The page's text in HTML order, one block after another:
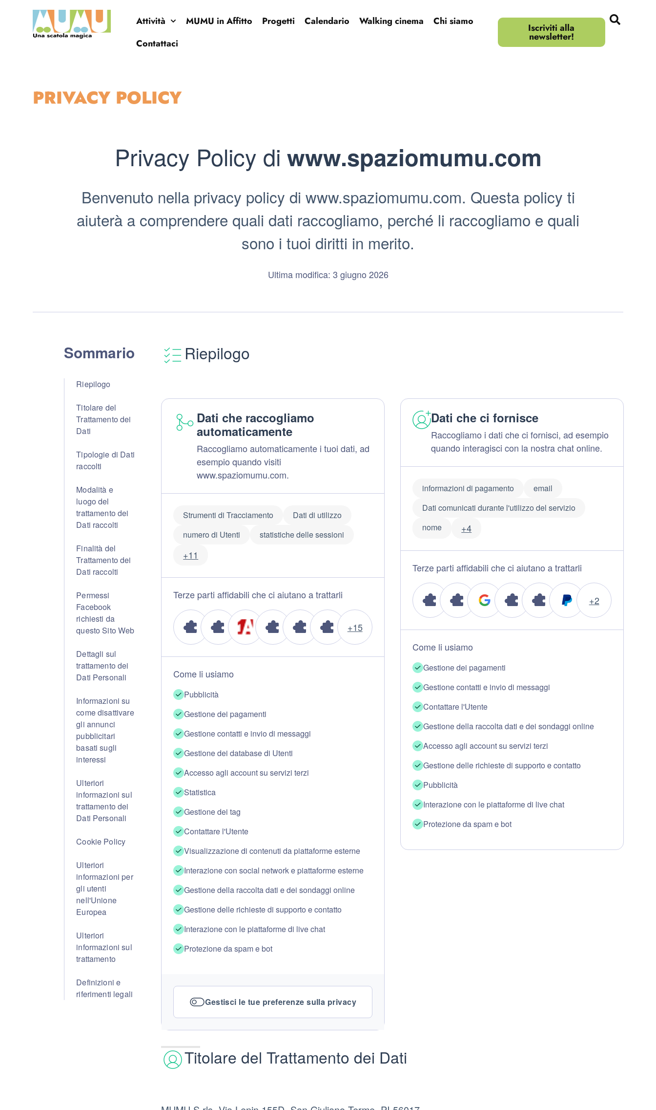
Attività MUMU in Affitto Progetti Calendario Walking cinema
Chi siamo
Contattaci
Iscriviti alla
newsletter!
PRIVACY POLICY
Privacy Policy di www.spaziomumu.com
Benvenuto nella privacy policy di www.spaziomumu.com. Questa policy ti
aiuterà a comprendere quali dati raccogliamo, perché li raccogliamo e quali
sono i tuoi diritti in merito.
Ultima modifica: 3 giugno 2026
Sommario
Riepilogo
Titolare del
Trattamento dei
Dati
Tipologie di Dati
raccolti
Modalità e
luogo del
trattamento dei
Dati raccolti
Finalità del
Trattamento dei
Dati raccolti
Permessi
Facebook
richiesti da
questo Sito Web
Dettagli sul
trattamento dei
Dati Personali
Informazioni su
come disattivare
gli annunci
pubblicitari
basati sugli
interessi
Ulteriori
informazioni sul
trattamento dei
Dati Personali
Cookie Policy
Ulteriori
informazioni per
gli utenti
nell'Unione
Europea
Ulteriori
informazioni sul
trattamento
Definizioni e
riferimenti legali
Riepilogo
Dati che raccogliamo
automaticamente
Raccogliamo automaticamente i tuoi dati, ad
esempio quando visiti
www.spaziomumu.com.
Strumenti di Tracciamento
Dati di utilizzo
numero di Utenti
statistiche delle sessioni
+11
Terze parti affidabili che ci aiutano a trattarli
+15
Come li usiamo
Pubblicità
Gestione dei pagamenti
Gestione contatti e invio di messaggi
Gestione dei database di Utenti
Accesso agli account su servizi terzi
Statistica
Gestione dei tag
Contattare l'Utente
Visualizzazione di contenuti da piattaforme esterne
Interazione con social network e piattaforme esterne
Gestione della raccolta dati e dei sondaggi online
Gestione delle richieste di supporto e contatto
Interazione con le piattaforme di live chat
Protezione da spam e bot
Gestisci le tue preferenze sulla privacy
Dati che ci fornisce
Raccogliamo i dati che ci fornisci, ad esempio
quando interagisci con la nostra chat online.
informazioni di pagamento
email
Dati comunicati durante l'utilizzo del servizio
nome
+4
Terze parti affidabili che ci aiutano a trattarli
+2
Come li usiamo
Gestione dei pagamenti
Gestione contatti e invio di messaggi
Contattare l'Utente
Gestione della raccolta dati e dei sondaggi online
Accesso agli account su servizi terzi
Gestione delle richieste di supporto e contatto
Pubblicità
Interazione con le piattaforme di live chat
Protezione da spam e bot
Titolare del Trattamento dei Dati